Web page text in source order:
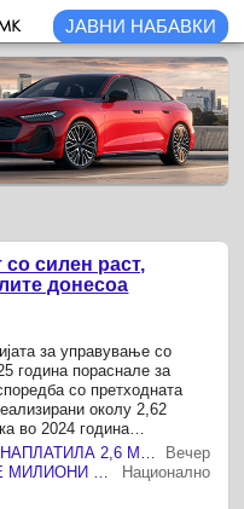
ЈАВНИ НАБАВКИ
со силен раст,
донесоа
за управување со
година пораснале за
со претходната
околу 2,62
во 2024 година
милиони евра.
ОД ОДЗЕМЕН ИМОТ АГЕНЦИЈАТА НАПЛАТИЛА 2,6 МИЛИОНИ ЕВРА. Еве што е одземено
Вечер
КОНФИСКУВАНИОТ ИМОТ ДОНЕСЕ МИЛИОНИ Агенцијата лани собра 2,6 милиони евра
Национално